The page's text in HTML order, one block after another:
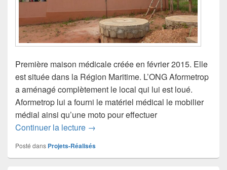
Première maison médicale créée en février 2015. Elle
est située dans la Région Maritime. L’ONG Aformetrop
a aménagé complètement le local qui lui est loué.
Aformetrop lui a fourni le matériel médical le mobilier
médial ainsi qu’une moto pour effectuer
Continuer la lecture Maison médicale – TONOUKOUTI
→
Posté dans Projets-Réalisés